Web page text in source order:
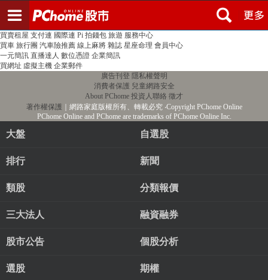
PChome首頁 線上購物 24h購物 書店
買賣租屋 支付連 國際連 Pi 拍錢包 旅遊 服務中心
買車 旅行團 汽車險推薦 線上麻將 雜誌 星座命理 會員中心
一元簡訊 直播達人 數位憑證 企業簡訊
買網址 虛擬主機 企業郵件
廣告刊登 隱私權聲明
消費者保護 兒童網路安全
About PChome 投資人聯絡 徵才
著作權保護 ｜網路家庭版權所有、轉載必究‧Copyright PChome Online
PChome Online and PChome are trademarks of PChome Online Inc.
大盤 自選股
排行 新聞
類股 分類報價
三大法人 融資融券
股市公告 個股分析
選股 期權